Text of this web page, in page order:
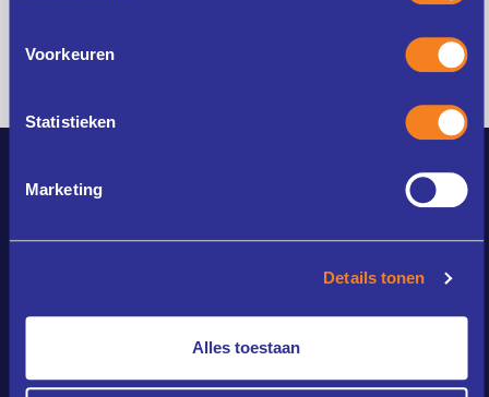
Voorkeuren
Statistieken
Marketing
Details tonen
Alles toestaan
onderwijsprofessionals, hun scholen en onderwijsstichtingen.
de professionele praktijk en het toekomstgericht innoveren van
het onderwijs, gericht op de best mogelijke ontwikkeling voor